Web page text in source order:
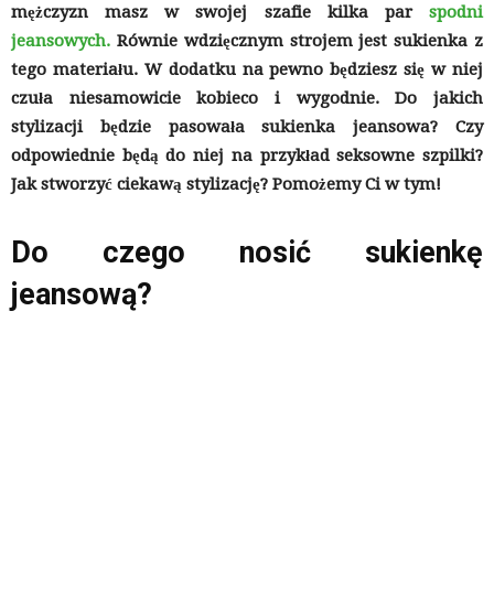
mężczyzn masz w swojej szafie kilka par spodni
jeansowych. Równie wdzięcznym strojem jest sukienka z
tego materiału. W dodatku na pewno będziesz się w niej
czuła niesamowicie kobieco i wygodnie. Do jakich
stylizacji będzie pasowała sukienka jeansowa? Czy
odpowiednie będą do niej na przykład seksowne szpilki?
Jak stworzyć ciekawą stylizację? Pomożemy Ci w tym!
Do czego nosić sukienkę
jeansową?